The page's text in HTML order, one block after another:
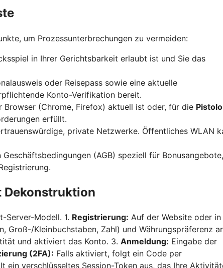
um Prozessunterbrechungen zu vermeiden:
in Ihrer Gerichtsbarkeit erlaubt ist und Sie das
oder Reisepass sowie eine aktuelle
Konto-Verifikation bereit.
Browser (Chrome, Firefox) aktuell ist oder, für die
erfüllt.
private Netzwerke. Öffentliches WLAN
Geschäftsbedingungen (AGB) speziell für Bonusangebote,
Server-Modell. 1. Registrierung: Auf der Website oder
Groß-/Kleinbuchstaben, Zahl) und Währungspräferenz
und aktiviert das Konto. 3. Anmeldung: Eingabe der
(2FA): Falls aktiviert, folgt ein Code per
ein verschlüsseltes Session-Token aus, das Ihre